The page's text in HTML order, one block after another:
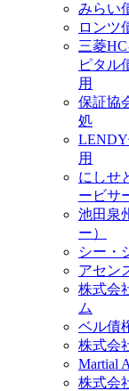
みらい
ロンツ
三菱
ピタル
用
保証協
処
用
にしせ
ービサ
池⽥泉
ー）
シー・
アセン
株式会
ム
ベル債
株式会
Martial
株式会